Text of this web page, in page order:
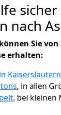
nach
Sie
erhalten:
Kaiserslautern
, in allen
, bei kleinen